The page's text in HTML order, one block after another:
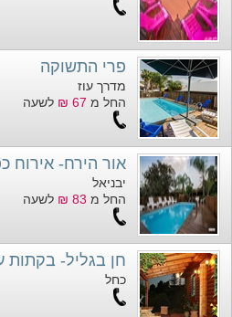
פרי התשוקה
מדרך עוז
החל מ 67 ₪ לשעה
אור הירח- אירוח
יבניאל
החל מ 83 ₪ לשעה
חן בגליל- בקתות
כחל